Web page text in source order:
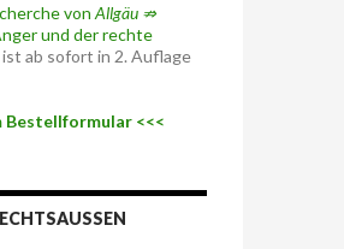
von Allgäu ⇏
und der rechte
ist ab sofort in 2. Auflage
Bestellformular <<<